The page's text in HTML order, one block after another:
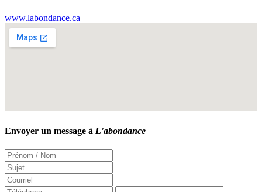
www.labondance.ca
Envoyer un message à L'abondance